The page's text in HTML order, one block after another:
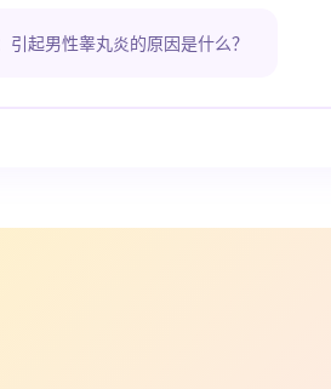
引起男性睾丸炎的原因是什么？